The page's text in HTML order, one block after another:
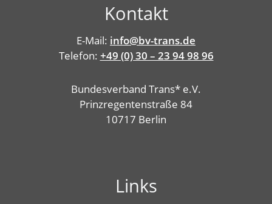
Kontakt
E-Mail: info@bv-trans.de
Telefon: +49 (0) 30 – 23 94 98 96
Bundesverband Trans* e.V.
Prinzregentenstraße 84
10717 Berlin
Links